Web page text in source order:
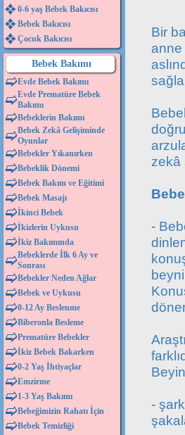
0-6 yaş Bebek Bakıcısı
Bebek Bakıcısı
Çocuk Bakıcısı
Bebek Bakımı
Evde Bebek Bakımı
Evde Prematüre Bebek
Bakımı
Bebeklerin Bakımı
Bebek Zekâ Gelişiminde
Oyunlar
Bebekler Yıkanırken
Bebeklik Dönemi
Bebek Bakım ve Eğitimi
Bebek Masajı
İkinci Bebek
İkizlerin Uykusu
İkiz Bakımında
Bebeklerde İlk 6 Ay ve
Sonrası
Bebekler Neden Ağlar
Bebek ve Uykusu
0-12 Ay Beslenme
Biberonla Besleme
Prematüre Bebekler
İkiz Bebek Bakarken
0-2 Yaş İhtiyaçlar
Emzirme
1-3 Yaş Bakımı
Bebeğimizin Rahatı İçin
Bebek Temizliği
Bir
anne
zekâ
-
-